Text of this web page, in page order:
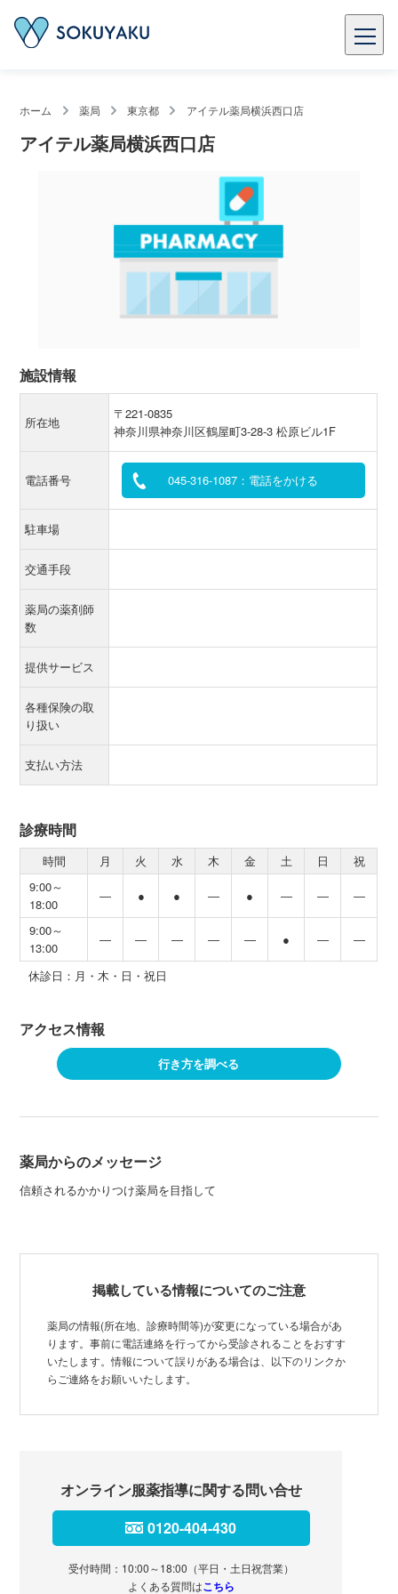
ホーム 薬局 東京都 アイテル薬局横浜西口店
アイテル薬局横浜西口店
施設情報
所在地
〒221-0835
神奈川県神奈川区鶴屋町3-28-3 松原ビル1F
電話番号 045-316-1087：電話をかける
駐車場
交通手段
薬局の薬剤師
数
提供サービス
各種保険の取
り扱い
支払い方法
診療時間
時間 月 火 水 木 金 土 日
祝
9:00～
18:00
― ● ● ― ● ― ― ―
9:00～
13:00
― ― ― ― ― ● ― ―
休診日：月・木・日・祝日
アクセス情報
行き方を調べる
薬局からのメッセージ
信頼されるかかりつけ薬局を目指して
掲載している情報についてのご注意
薬局の情報(所在地、診療時間等)が変更になっている場合があ
ります。事前に電話連絡を行ってから受診されることをおすす
いたします。情報について誤りがある場合は、以下のリンクか
らご連絡をお願いいたします。
オンライン服薬指導に関する問い合せ
0120-404-430
受付時間：10:00～18:00（平日・土日祝営業）
よくある質問はこちら